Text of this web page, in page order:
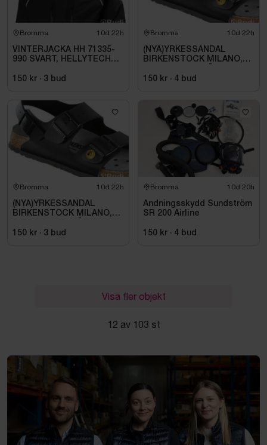
Bromma 10d 22h
VINTERJACKA HH 71335-
990 SVART, HELLYTECH
150 kr · 3 bud
Bromma 10d 22h
(NYA)YRKESSANDAL
BIRKENSTOCK MILANO,
SVART. STL 42
150 kr · 4 bud
Bromma 10d 22h
(NYA)YRKESSANDAL
BIRKENSTOCK MILANO,
SVART. STL 42
150 kr · 3 bud
Bromma 10d 20h
Andningsskydd Sundström
SR 200 Airline
150 kr · 4 bud
Visa fler objekt
12 av 103 st